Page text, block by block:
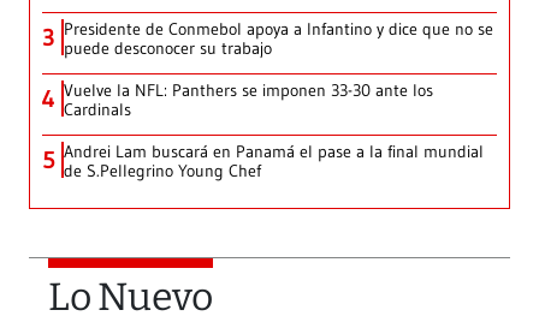
3 Presidente de Conmebol apoya a Infantino y dice que no se
puede desconocer su trabajo
4 Vuelve la NFL: Panthers se imponen 33-30 ante los
Cardinals
5 Andrei Lam buscará en Panamá el pase a la final mundial
de S.Pellegrino Young Chef
Lo Nuevo